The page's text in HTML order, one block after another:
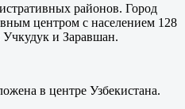
районов. Город
центром с населением 128
и Заравшан.
в центре Узбекистана.